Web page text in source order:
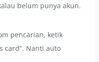
belum punya akun.
pencarian, ketik
card”. Nanti auto